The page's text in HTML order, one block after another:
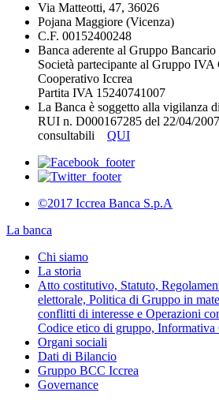
Via Matteotti, 47, 36026
Pojana Maggiore (Vicenza)
C.F. 00152400248
Banca aderente al Gruppo
Società partecipante al Gruppo
Cooperativo Iccrea
Partita IVA 15240741007
La Banca è soggetto alla vigilanza
RUI n. D000167285 del 22/04/
consultabili QUI
©2017 Iccrea Banca S.p.A
La banca
Chi siamo
La storia
Atto costitutivo, Statuto,
elettorale, Politica di Gruppo in
conflitti di interesse e Operazioni
Codice etico di gruppo, Informativa
Organi sociali
Dati di Bilancio
Gruppo BCC Iccrea
Governance